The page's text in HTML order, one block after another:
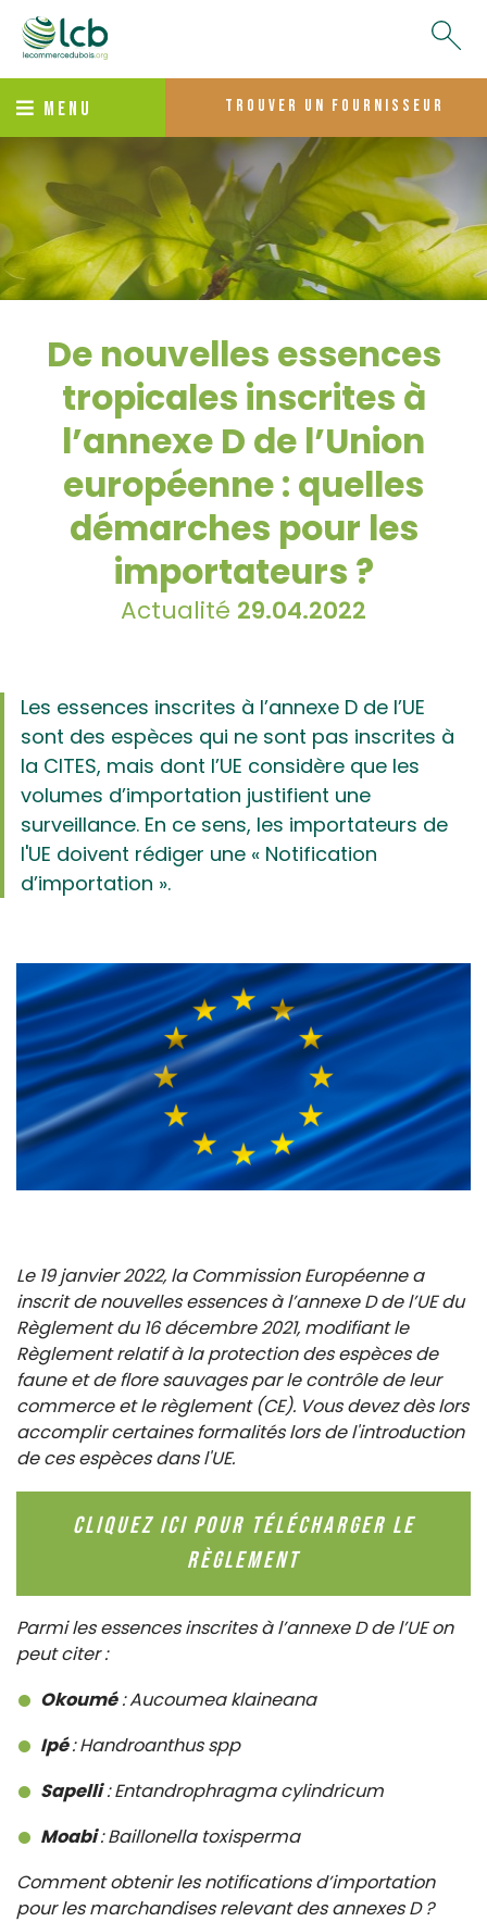
MENU trouver un fournisseur
De nouvelles essences
tropicales inscrites à
l’annexe D de l’Union
européenne : quelles
démarches pour les
importateurs ?
Actualité 29.04.2022
Les essences inscrites à l’annexe D de l’UE
sont des espèces qui ne sont pas inscrites à
la CITES, mais dont l’UE considère que les
volumes d’importation justifient une
surveillance. En ce sens, les importateurs de
l'UE doivent rédiger une « Notification
d’importation ».
Le 19 janvier 2022, la Commission Européenne a
inscrit de nouvelles essences à l’annexe D de l’UE du
Règlement du 16 décembre 2021, modifiant le
Règlement relatif à la protection des espèces de
faune et de flore sauvages par le contrôle de leur
commerce et le règlement (CE). Vous devez dès lors
accomplir certaines formalités lors de l'introduction
de ces espèces dans l'UE.
Cliquez ici pour télécharger le
Règlement
Parmi les essences inscrites à l’annexe D de l’UE on
peut citer :
Okoumé: Aucoumea klaineana
Ipé: Handroanthus spp
Sapelli: Entandrophragma cylindricum
Moabi: Baillonella toxisperma
Comment obtenir les notifications d’importation
pour les marchandises relevant des annexes D ?